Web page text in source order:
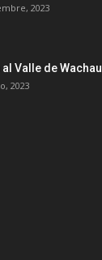
2023
Valle de Wachau
2023